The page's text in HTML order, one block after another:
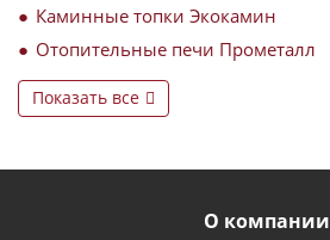
Каминные топки Экокамин
Отопительные печи Прометалл
Показать все
О компании